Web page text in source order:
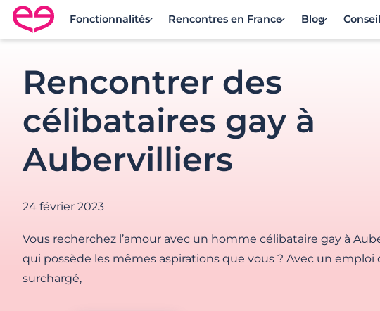
Rencontre en France avec Meetic
Fonctionnalités Rencontres en France Blog
Rencontrer des
célibataires gay à
Aubervilliers
24 février 2023
Vous recherchez l’amour avec un homme célibataire gay à
qui possède les mêmes aspirations que vous ? Avec un
surchargé,